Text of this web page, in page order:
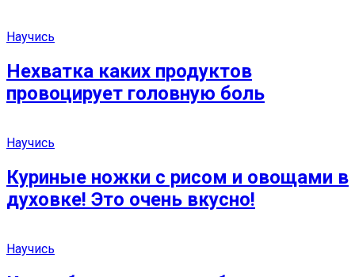
Научись
Нехватка каких продуктов
провоцирует головную боль
Научись
Куриные ножки с рисом и овощами в
духовке! Это очень вкусно!
Научись